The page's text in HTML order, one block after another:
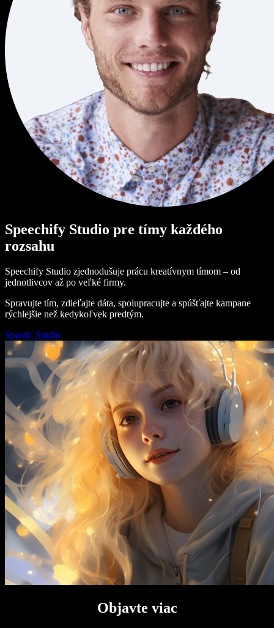
Speechify Studio pre tímy každého
rozsahu
Speechify Studio zjednodušuje prácu kreatívnym tímom – od
jednotlivcov až po veľké firmy.
Spravujte tím, zdieľajte dáta, spolupracujte a spúšťajte kampane
rýchlejšie než kedykoľvek predtým.
Spustiť Studio
Objavte viac